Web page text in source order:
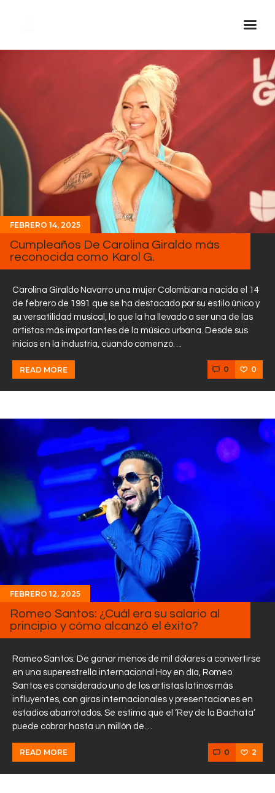
Inicio Real FM
Descarga La APP
Programas
Noticias
Sobre Nosotros
Contactos
FEBRERO 14, 2025
Cumpleaños De Carolina Giraldo más
reconocida como Karol G.
Carolina Giraldo Navarro una mujer Colombiana nacida el 14
de febrero de 1991 que se ha destacado por su estilo único y
su versatilidad musical, lo que la ha llevado a ser una de las
artistas más importantes de la música urbana. Desde sus
inicios en la industria, cuando comenzó…
READ MORE 0 0
FEBRERO 12, 2025
Romeo Santos: ¿Cuál era su salario al
principio y cómo alcanzó el éxito?
Romeo Santos: De ganar menos de mil dólares a convertirse
en una superestrella internacional Hoy en día, Romeo
Santos es considerado uno de los artistas latinos más
influyentes, con giras internacionales y presentaciones en
estadios abarrotados. Se estima que el ‘Rey de la Bachata’
puede cobrar hasta un millón de…
READ MORE 0 2